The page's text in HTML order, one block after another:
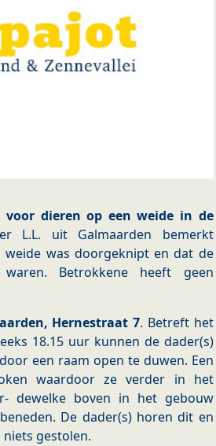
dieren op een weide in de
L.L. uit Galmaarden bemerkt
was doorgeknipt en dat de
Betrokkene heeft geen
Hernestraat 7. Betreft het
18.15 uur kunnen de dader(s)
een raam open te duwen. Een
waardoor ze verder in het
dewelke boven in het gebouw
De dader(s) horen dit en
niets gestolen.